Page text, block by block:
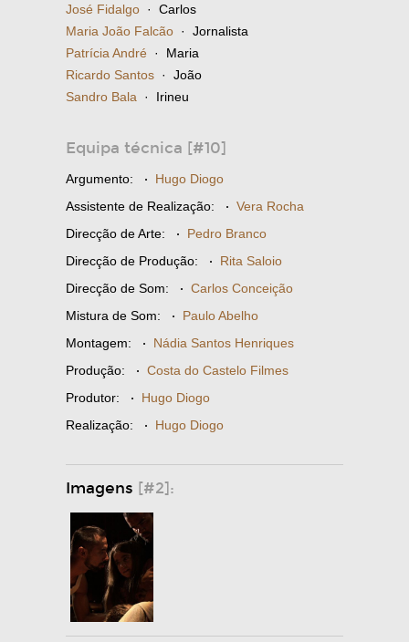
José Fidalgo · Carlos
Maria João Falcão · Jornalista
Patrícia André · Maria
Ricardo Santos · João
Sandro Bala · Irineu
Equipa técnica [#10]
Argumento: · Hugo Diogo
Assistente de Realização: · Vera Rocha
Direcção de Arte: · Pedro Branco
Direcção de Produção: · Rita Saloio
Direcção de Som: · Carlos Conceição
Mistura de Som: · Paulo Abelho
Montagem: · Nádia Santos Henriques
Produção: · Costa do Castelo Filmes
Produtor: · Hugo Diogo
Realização: · Hugo Diogo
Imagens [#2]: